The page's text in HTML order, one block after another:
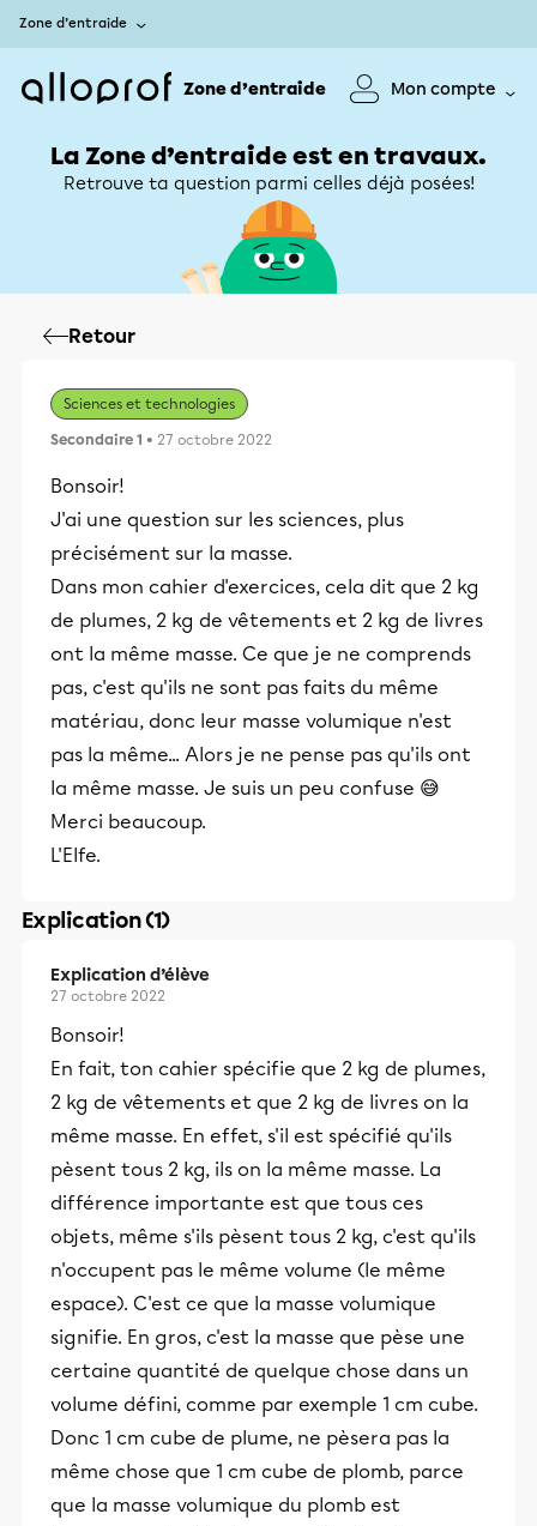
Zone d’entraide
Zone d’entraide Mon compte
La Zone d’entraide est en travaux.
Retrouve ta question parmi celles déjà posées!
Retour
Sciences et technologies
Secondaire 1 • 27 octobre 2022
Bonsoir!
J'ai une question sur les sciences, plus
précisément sur la masse.
Dans mon cahier d'exercices, cela dit que 2 kg
de plumes, 2 kg de vêtements et 2 kg de livres
ont la même masse. Ce que je ne comprends
pas, c'est qu'ils ne sont pas faits du même
matériau, donc leur masse volumique n'est
pas la même... Alors je ne pense pas qu'ils ont
la même masse. Je suis un peu confuse 😅
Merci beaucoup.
L'Elfe.
Explication (1)
Explication d’élève
27 octobre 2022
Bonsoir!
En fait, ton cahier spécifie que 2 kg de plumes,
2 kg de vêtements et que 2 kg de livres on la
même masse. En effet, s'il est spécifié qu'ils
pèsent tous 2 kg, ils on la même masse. La
différence importante est que tous ces
objets, même s'ils pèsent tous 2 kg, c'est qu'ils
n'occupent pas le même volume (le même
espace). C'est ce que la masse volumique
signifie. En gros, c'est la masse que pèse une
certaine quantité de quelque chose dans un
volume défini, comme par exemple 1 cm cube.
Donc 1 cm cube de plume, ne pèsera pas la
même chose que 1 cm cube de plomb, parce
que la masse volumique du plomb est